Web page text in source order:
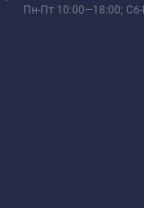
Пн-Пт 10:00—18:00; Сб-